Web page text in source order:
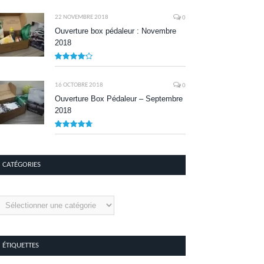
22 NOVEMBRE 2018 0
Ouverture box pédaleur : Novembre
2018
16 OCTOBRE 2018 0
Ouverture Box Pédaleur – Septembre
2018
CATÉGORIES
ÉTIQUETTES